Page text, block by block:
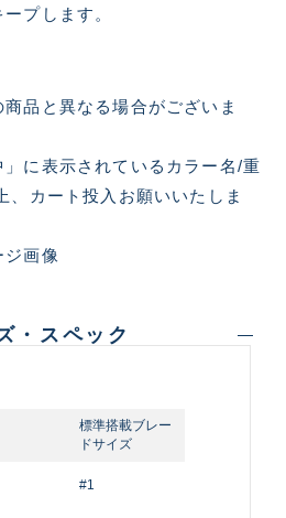
プします。
品と異なる場合がございま
に表示されているカラー名/重
、カート投入お願いいたしま
画像
・スペック
標準搭載ブレー
ドサイズ
#1